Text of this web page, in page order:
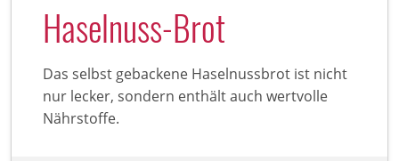
Haselnuss-Brot
Das selbst gebackene Haselnussbrot ist nicht
nur lecker, sondern enthält auch wertvolle
Nährstoffe.